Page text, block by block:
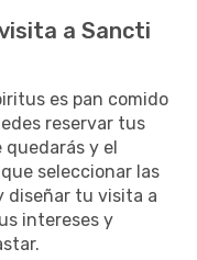
a Sancti
es pan comido
reservar tus
quedarás y el
seleccionar las
diseñar tu visita a
intereses y